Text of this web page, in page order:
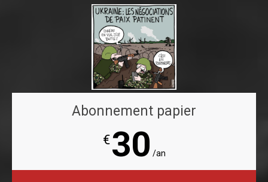
Abonnement papier
€30 /an